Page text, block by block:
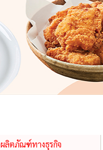
ผลิตภัณฑ์ทางธุรกิจ